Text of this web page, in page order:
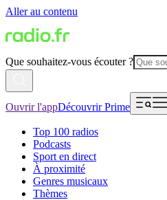
Aller au contenu
Que souhaitez-vous écouter ?
Ouvrir l'appDécouvrir Prime
Top 100 radios
Podcasts
Sport en direct
À proximité
Genres musicaux
Thèmes